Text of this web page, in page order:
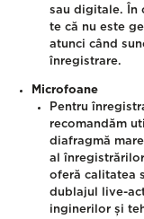
sau digitale. În
te că nu este
atunci când
înregistrare.
Microfoane
Pentru
recomandăm
diafragmă
al
oferă calitatea
dublajul live-
inginerilor și